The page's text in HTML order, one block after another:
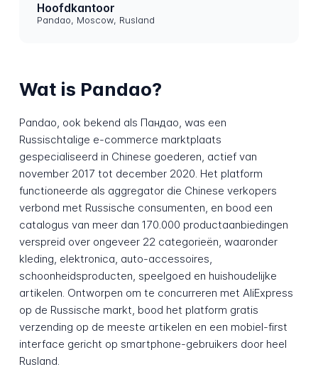
Hoofdkantoor
Pandao, Moscow, Rusland
Wat is Pandao?
Pandao, ook bekend als Пандао, was een
Russischtalige e-commerce marktplaats
gespecialiseerd in Chinese goederen, actief van
november 2017 tot december 2020. Het platform
functioneerde als aggregator die Chinese verkopers
verbond met Russische consumenten, en bood een
catalogus van meer dan 170.000 productaanbiedingen
verspreid over ongeveer 22 categorieën, waaronder
kleding, elektronica, auto-accessoires,
schoonheidsproducten, speelgoed en huishoudelijke
artikelen. Ontworpen om te concurreren met AliExpress
op de Russische markt, bood het platform gratis
verzending op de meeste artikelen en een mobiel-first
interface gericht op smartphone-gebruikers door heel
Rusland.